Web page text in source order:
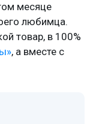
месяце
любимца.
товар, в 100%
, а вместе с